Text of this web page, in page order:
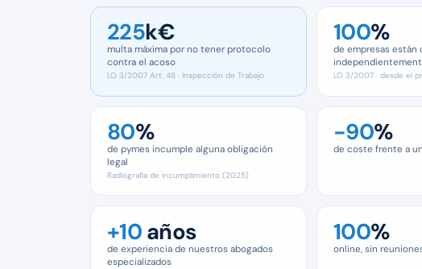
225k€
multa máxima por no tener protocolo
contra el acoso
LO 3/2007 Art. 48 · Inspección de Trabajo
100%
de empresas están
LO 3/2007 · desde el
80%
de pymes incumple alguna obligación
legal
Radiografía de incumplimiento (2025)
−90%
de coste frente a
+10 años
de experiencia de nuestros abogados
especializados
100%
online, sin